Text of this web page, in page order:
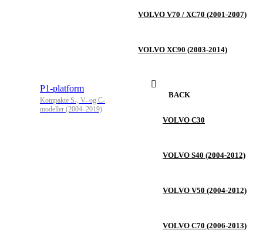
VOLVO V70 / XC70 (2001-2007)
VOLVO XC90 (2003-2014)
P1-platform
Kompakte S-, V- og C-
modeller (2004–2019)
BACK
VOLVO C30
VOLVO S40 (2004-2012)
VOLVO V50 (2004-2012)
VOLVO C70 (2006-2013)